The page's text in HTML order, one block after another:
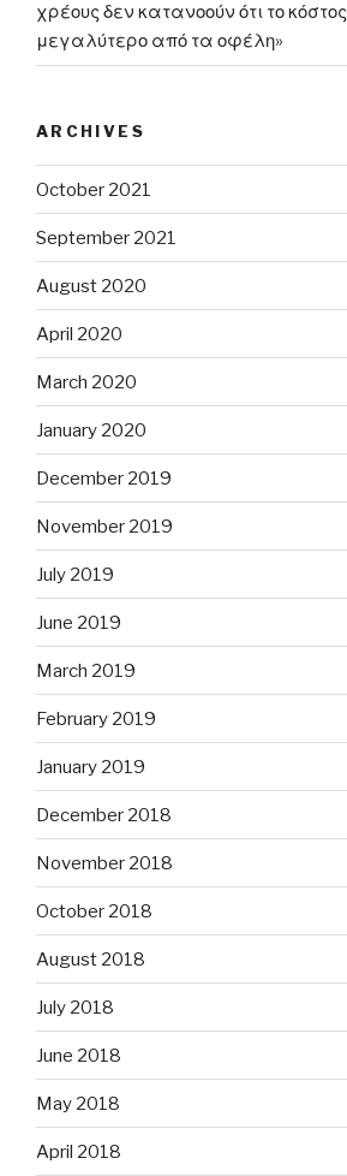
χρέους δεν κατανοούν ότι το
μεγαλύτερο από τα οφέλη»
ARCHIVES
October 2021
September 2021
August 2020
April 2020
March 2020
January 2020
December 2019
November 2019
July 2019
June 2019
March 2019
February 2019
January 2019
December 2018
November 2018
October 2018
August 2018
July 2018
June 2018
May 2018
April 2018